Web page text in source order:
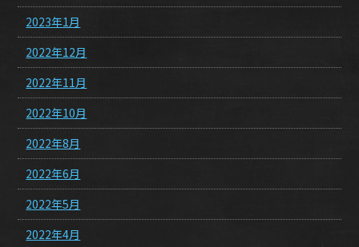
2023年1月
2022年12月
2022年11月
2022年10月
2022年8月
2022年6月
2022年5月
2022年4月